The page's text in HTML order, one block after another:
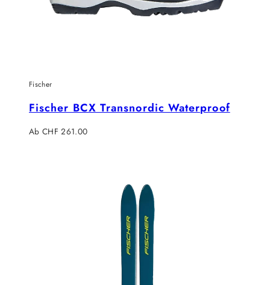
Fischer
Fischer BCX Transnordic Waterproof
Regulärer
Ab CHF 261.00